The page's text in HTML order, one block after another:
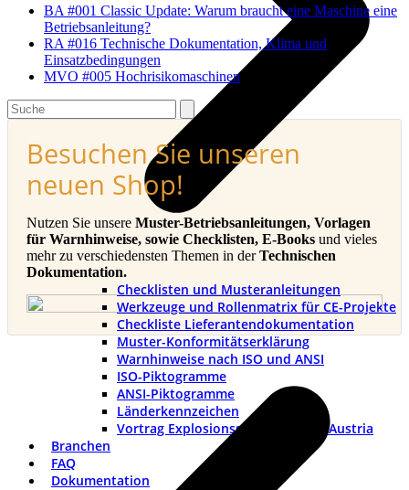
Checklisten und Musteranleitungen
Werkzeuge und Rollenmatrix für CE-Projekte
Checkliste Lieferantendokumentation
Muster-Konformitätserklärung
Warnhinweise nach ISO und ANSI
ISO-Piktogramme
ANSI-Piktogramme
Länderkennzeichen
Vortrag Explosionsschutztag TÜV Austria
Branchen
FAQ
Dokumentation
BA #001 Classic Update: Warum braucht eine Maschine eine
Betriebsanleitung?
RA #016 Technische Dokumentation, Klima und
Einsatzbedingungen
MVO #005 Hochrisikomaschinen
Search
Besuchen Sie unseren
neuen Shop!
Nutzen Sie unsere Muster-Betriebsanleitungen, Vorlagen
für Warnhinweise, sowie Checklisten, E-Books und vieles
mehr zu verschiedensten Themen in derTechnischen
Dokumentation.